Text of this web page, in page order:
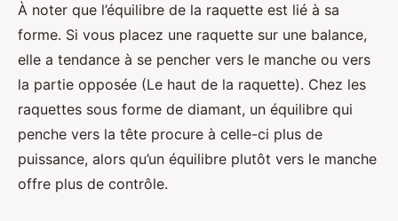
À noter que l’équilibre de la raquette est lié à sa
forme. Si vous placez une raquette sur une balance,
elle a tendance à se pencher vers le manche ou vers
la partie opposée (Le haut de la raquette). Chez les
raquettes sous forme de diamant, un équilibre qui
penche vers la tête procure à celle-ci plus de
puissance, alors qu’un équilibre plutôt vers le manche
offre plus de contrôle.